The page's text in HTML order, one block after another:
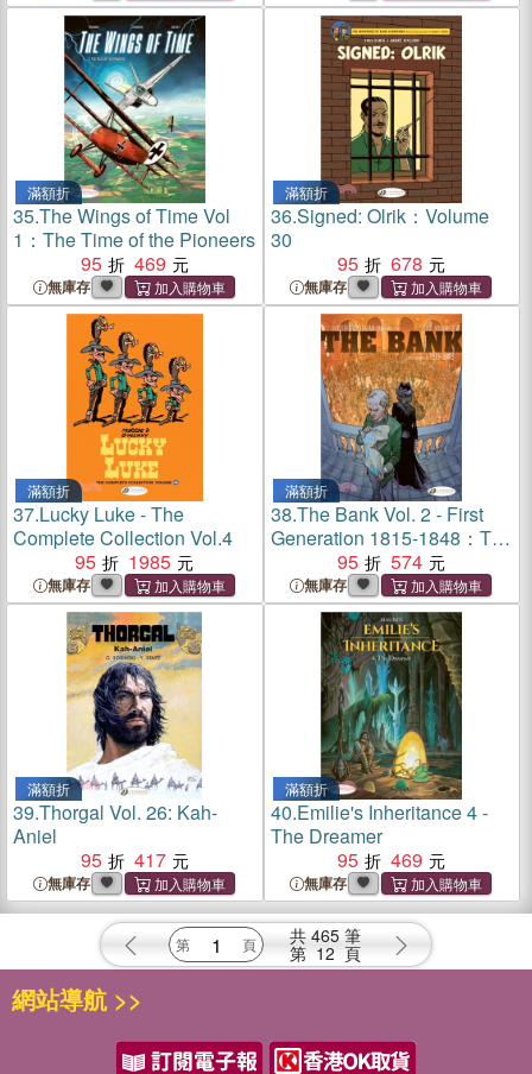
滿額折
35.The Wings of Time Vol
1：The Time of the Pioneers
95
469
無庫存
滿額折
36.Signed: Olrik：Volume
30
95
678
無庫存
滿額折
37.Lucky Luke - The
Complete Collection Vol.4
95
1985
無庫存
滿額折
38.The Bank Vol. 2 - First
Generation 1815-1848：The
Emigres' Billion
95 574
無庫存
滿額折
39.Thorgal Vol. 26: Kah-
Aniel
95
417
無庫存
滿額折
40.Emilie's Inheritance 4 -
The Dreamer
95
469
無庫存
共 465 筆
第 12 頁
網站導航 >>